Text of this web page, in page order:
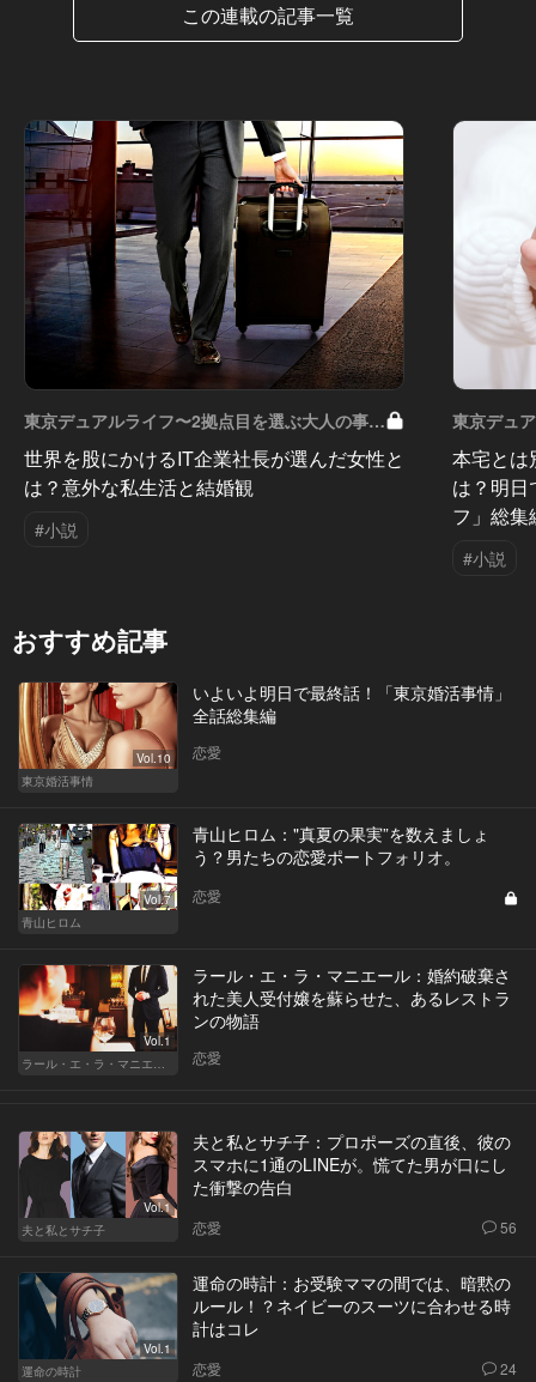
この連載の記事一覧
東京デュアルライフ〜2拠点目を選ぶ大人の事
情〜 Vol.10
世界を股にかけるIT企業社長が選んだ女性と
は？意外な私生活と結婚観
#小説
東京デュ
Vol.9
本宅とは
は？明
フ」総集
#小説
おすすめ記事
Vol.10
東京婚活事情
いよいよ明日で最終話！「東京婚活事情」
全話総集編
恋愛
Vol.7
青山ヒロム
青山ヒロム："真夏の果実”を数えましょ
う？男たちの恋愛ポートフォリオ。
恋愛
Vol.1
ラール・エ・ラ・マニエール
ラール・エ・ラ・マニエール：婚約破棄さ
れた美人受付嬢を蘇らせた、あるレストラ
ンの物語
恋愛
Vol.1
夫と私とサチ子
夫と私とサチ子：プロポーズの直後、彼の
スマホに1通のLINEが。慌てた男が口にし
た衝撃の告白
恋愛 56
Vol.1
運命の時計
運命の時計：お受験ママの間では、暗黙の
ルール！？ネイビーのスーツに合わせる時
計はコレ
恋愛 24